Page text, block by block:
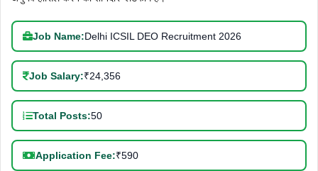
Job Name:Delhi ICSIL DEO Recruitment 2026
Job Salary:₹24,356
Total Posts:50
Application Fee:₹590